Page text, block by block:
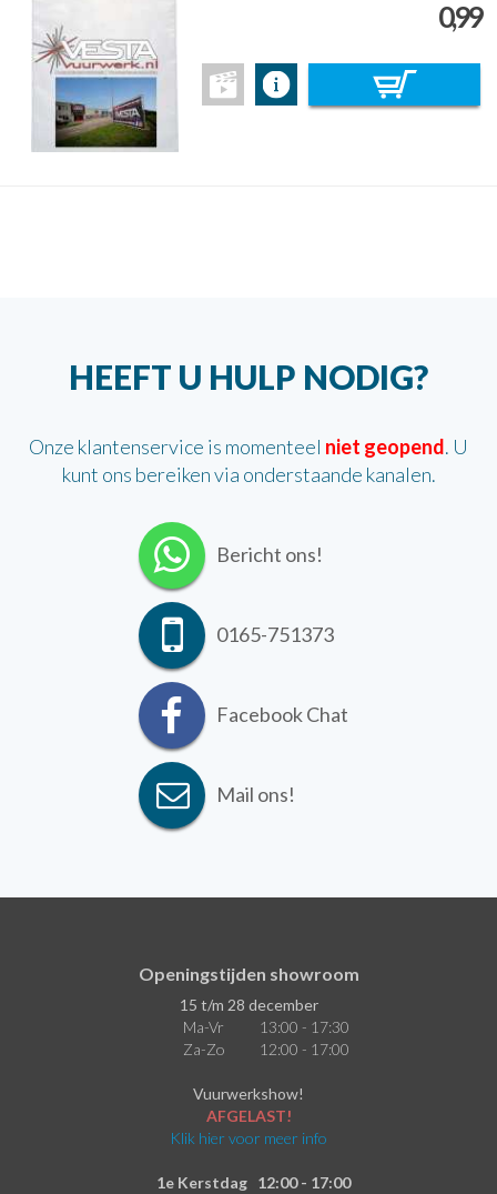
0,99
HEEFT U HULP NODIG?
Onze klantenservice is momenteel niet geopend. U
kunt ons bereiken via onderstaande kanalen.
Bericht ons!
0165-751373
Facebook Chat
Mail ons!
Openingstijden showroom
15 t/m 28 december
Ma-Vr
13:00 - 17:30
Za-Zo
12:00 - 17:00
Vuurwerkshow!
AFGELAST!
Klik hier voor meer info
1e Kerstdag 12:00 - 17:00